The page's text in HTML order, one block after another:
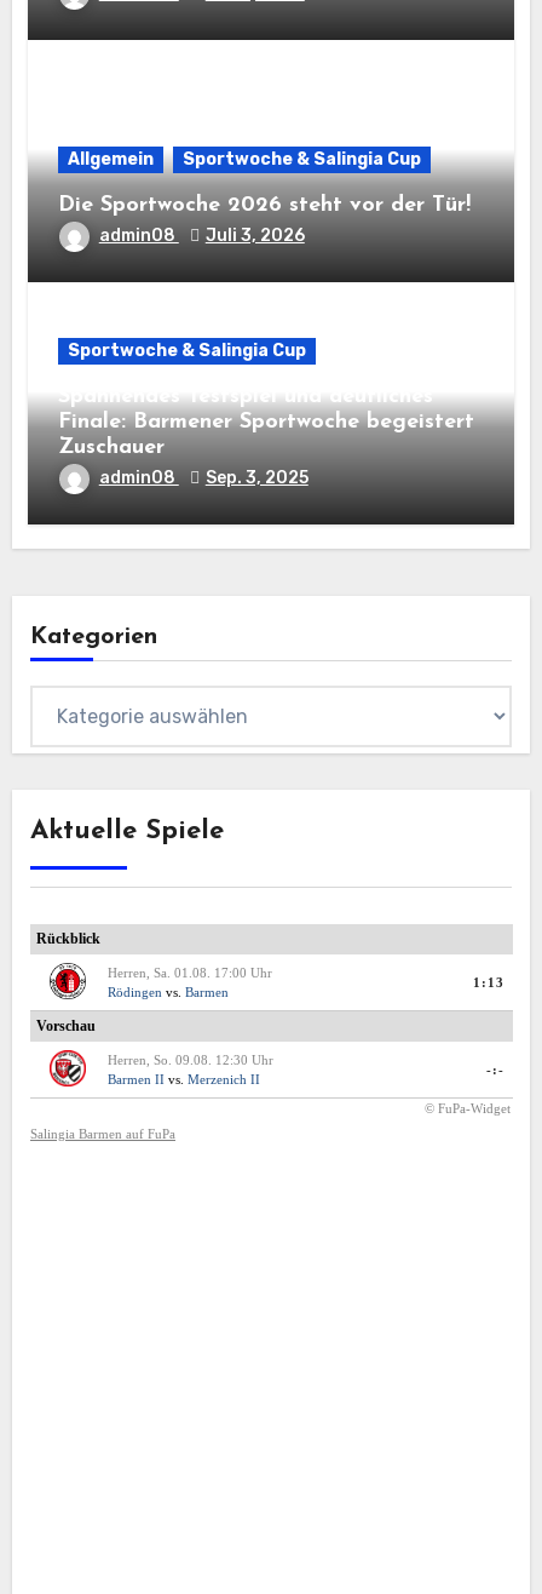
Allgemein Sportwoche & Salingia Cup
Die Sportwoche 2026 steht vor der Tür!
admin08 Juli 3, 2026
Sportwoche & Salingia Cup
Spannendes Testspiel und deutliches
Finale: Barmener Sportwoche begeistert
Zuschauer
admin08 Sep. 3, 2025
Kategorien
Aktuelle Spiele